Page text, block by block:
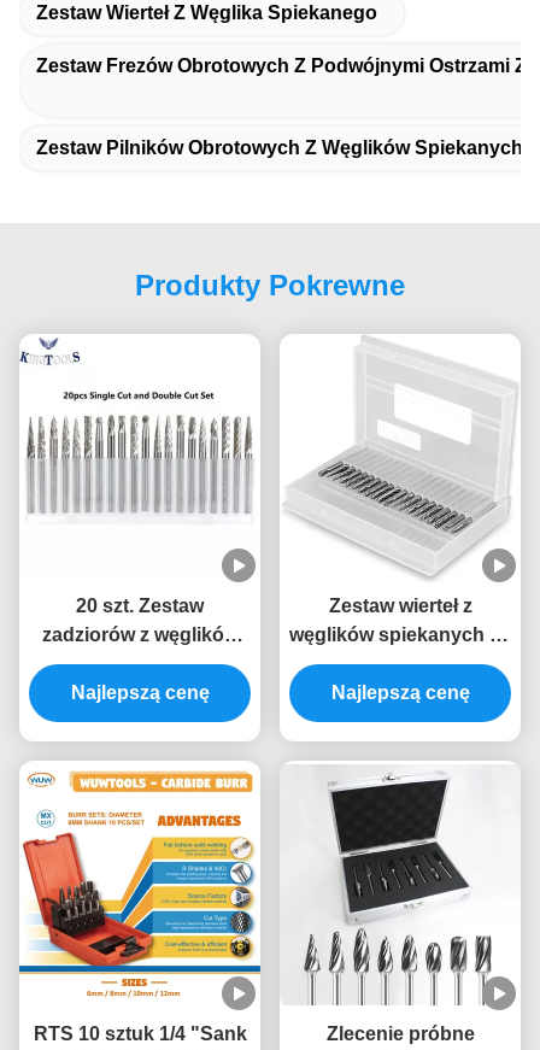
Zestaw Wierteł Z Węglika Spiekanego
Zestaw Frezów Obrotowych Z Podwójnymi Ostrzami Z
Zestaw Pilników Obrotowych Z Węglików Spiekanych
Produkty Pokrewne
20 szt. Zestaw
zadziorów z węglików
spiekanych z
podwójnym cięciem
0,118 "(3 mm) z
obrotowe do cięcia
zadziorów
Najlepszą cenę
Zestaw wierteł z
węglików spiekanych 20
szt. - chwyt 0,118 "(3
mm), zadziory do cięcia
narzędzi obrotowych
Najlepszą cenę
RTS 10 sztuk 1/4 "Sank
Zlecenie próbne